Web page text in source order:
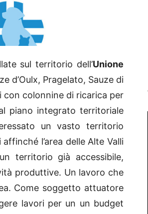
sul territorio dell’Unione
d’Oulx, Pragelato, Sauze di
con colonnine di ricarica per
piano integrato territoriale
un vasto territorio
l’area delle Alte Valli
territorio già accessibile,
produttive. Un lavoro che
Come soggetto attuatore
lavori per un un budget